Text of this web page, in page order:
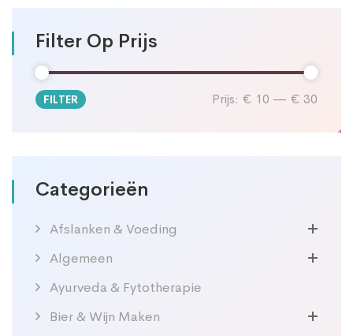
Filter Op Prijs
Min.
Max.
FILTER Prijs: € 10 — € 30
Categorieën
Afslanken & Voeding
Algemeen
Ayurveda & Fytotherapie
Bier & Wijn Maken